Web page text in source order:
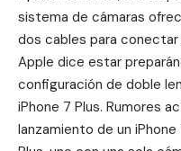
sistema de cámaras
dos cables para conectar
Apple dice estar
configuración de doble
iPhone 7 Plus. Rumores
lanzamiento de un